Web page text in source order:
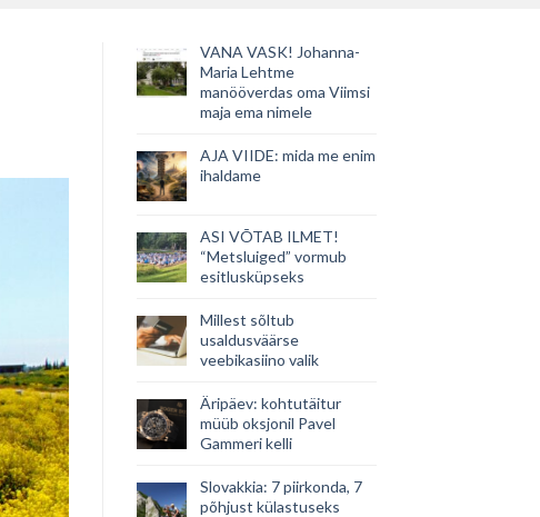
VANA VASK! Johanna-
Maria Lehtme
manööverdas oma Viimsi
maja ema nimele
AJA VIIDE: mida me enim
ihaldame
ASI VÕTAB ILMET!
“Metsluiged” vormub
esitlusküpseks
Millest sõltub
usaldusväärse
veebikasiino valik
Äripäev: kohtutäitur
müüb oksjonil Pavel
Gammeri kelli
Slovakkia: 7 piirkonda, 7
põhjust külastuseks